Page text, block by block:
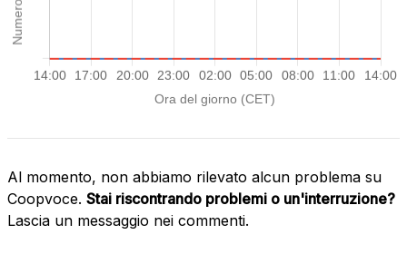
Al momento, non abbiamo rilevato alcun problema su
Coopvoce. Stai riscontrando problemi o un'interruzione?
Lascia un messaggio nei commenti.